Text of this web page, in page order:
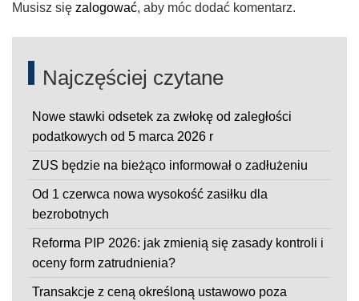
Musisz się zalogować, aby móc dodać komentarz.
Najczęściej czytane
Nowe stawki odsetek za zwłokę od zaległości
podatkowych od 5 marca 2026 r
ZUS będzie na bieżąco informował o zadłużeniu
Od 1 czerwca nowa wysokość zasiłku dla
bezrobotnych
Reforma PIP 2026: jak zmienią się zasady kontroli i
oceny form zatrudnienia?
Transakcje z ceną określoną ustawowo poza